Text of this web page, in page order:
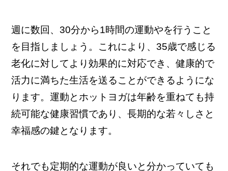
週に数回、30分から1時間の運動やを行うこと
を目指しましょう。これにより、35歳で感じる
老化に対してより効果的に対応でき、健康的で
活力に満ちた生活を送ることができるようにな
ります。運動とホットヨガは年齢を重ねても持
続可能な健康習慣であり、長期的な若々しさと
幸福感の鍵となります。
それでも定期的な運動が良いと分かっていても